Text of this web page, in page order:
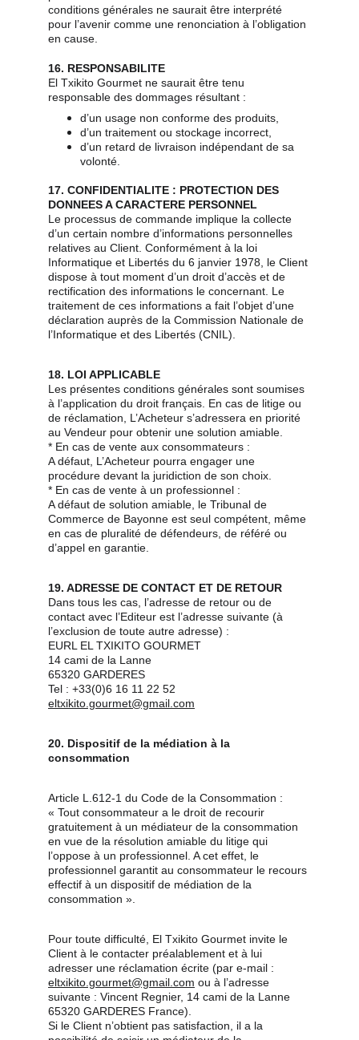
conditions générales ne saurait être interprété
pour l’avenir comme une renonciation à l’obligation
en cause.
16. RESPONSABILITE
El Txikito Gourmet ne saurait être tenu
responsable des dommages résultant :
d’un usage non conforme des produits,
d’un traitement ou stockage incorrect,
d’un retard de livraison indépendant de sa
volonté.
17. CONFIDENTIALITE : PROTECTION DES
DONNEES A CARACTERE PERSONNEL
Le processus de commande implique la collecte
d’un certain nombre d’informations personnelles
relatives au Client. Conformément à la loi
Informatique et Libertés du 6 janvier 1978, le Client
dispose à tout moment d’un droit d’accès et de
rectification des informations le concernant. Le
traitement de ces informations a fait l’objet d’une
déclaration auprès de la Commission Nationale de
l’Informatique et des Libertés (CNIL).
18. LOI APPLICABLE
Les présentes conditions générales sont soumises
à l’application du droit français. En cas de litige ou
de réclamation, L’Acheteur s’adressera en priorité
au Vendeur pour obtenir une solution amiable.
* En cas de vente aux consommateurs :
A défaut, L’Acheteur pourra engager une
procédure devant la juridiction de son choix.
* En cas de vente à un professionnel :
A défaut de solution amiable, le Tribunal de
Commerce de Bayonne est seul compétent, même
en cas de pluralité de défendeurs, de référé ou
d’appel en garantie.
19. ADRESSE DE CONTACT ET DE RETOUR
Dans tous les cas, l’adresse de retour ou de
contact avec l’Editeur est l’adresse suivante (à
l’exclusion de toute autre adresse) :
EURL EL TXIKITO GOURMET
14 cami de la Lanne
65320 GARDERES
Tel : +33(0)6 16 11 22 52
eltxikito.gourmet@gmail.com
20. Dispositif de la médiation à la
consommation
Article L.612-1 du Code de la Consommation :
« Tout consommateur a le droit de recourir
gratuitement à un médiateur de la consommation
en vue de la résolution amiable du litige qui
l’oppose à un professionnel. A cet effet, le
professionnel garantit au consommateur le recours
effectif à un dispositif de médiation de la
consommation ».
Pour toute difficulté, El Txikito Gourmet invite le
Client à le contacter préalablement et à lui
adresser une réclamation écrite (par e-mail :
eltxikito.gourmet@gmail.com ou à l’adresse
suivante : Vincent Regnier, 14 cami de la Lanne
65320 GARDERES France).
Si le Client n’obtient pas satisfaction, il a la